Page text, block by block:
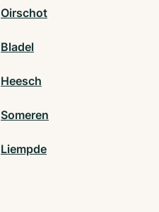
Oirschot
Bladel
Heesch
Someren
Liempde